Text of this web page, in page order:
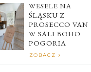
WESELE NA
ŚLĄSKU Z
PROSECCO VAN
W SALI BOHO
POGORIA
ZOBACZ